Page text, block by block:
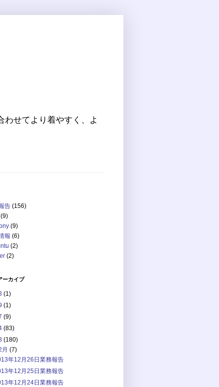
せてより着やすく、よ
告 (156)
(9)
(9)
報 (6)
(2)
(2)
ーカイブ
(1)
(1)
(9)
(83)
(180)
月(7)
年12月26日業務報告
年12月25日業務報告
年12月24日業務報告